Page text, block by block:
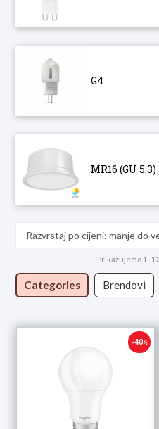
G4
MR16 (GU 5.3)
Prikazujemo
Categories Brendovi
-40%